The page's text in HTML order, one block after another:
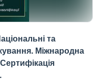
та
Міжнародна